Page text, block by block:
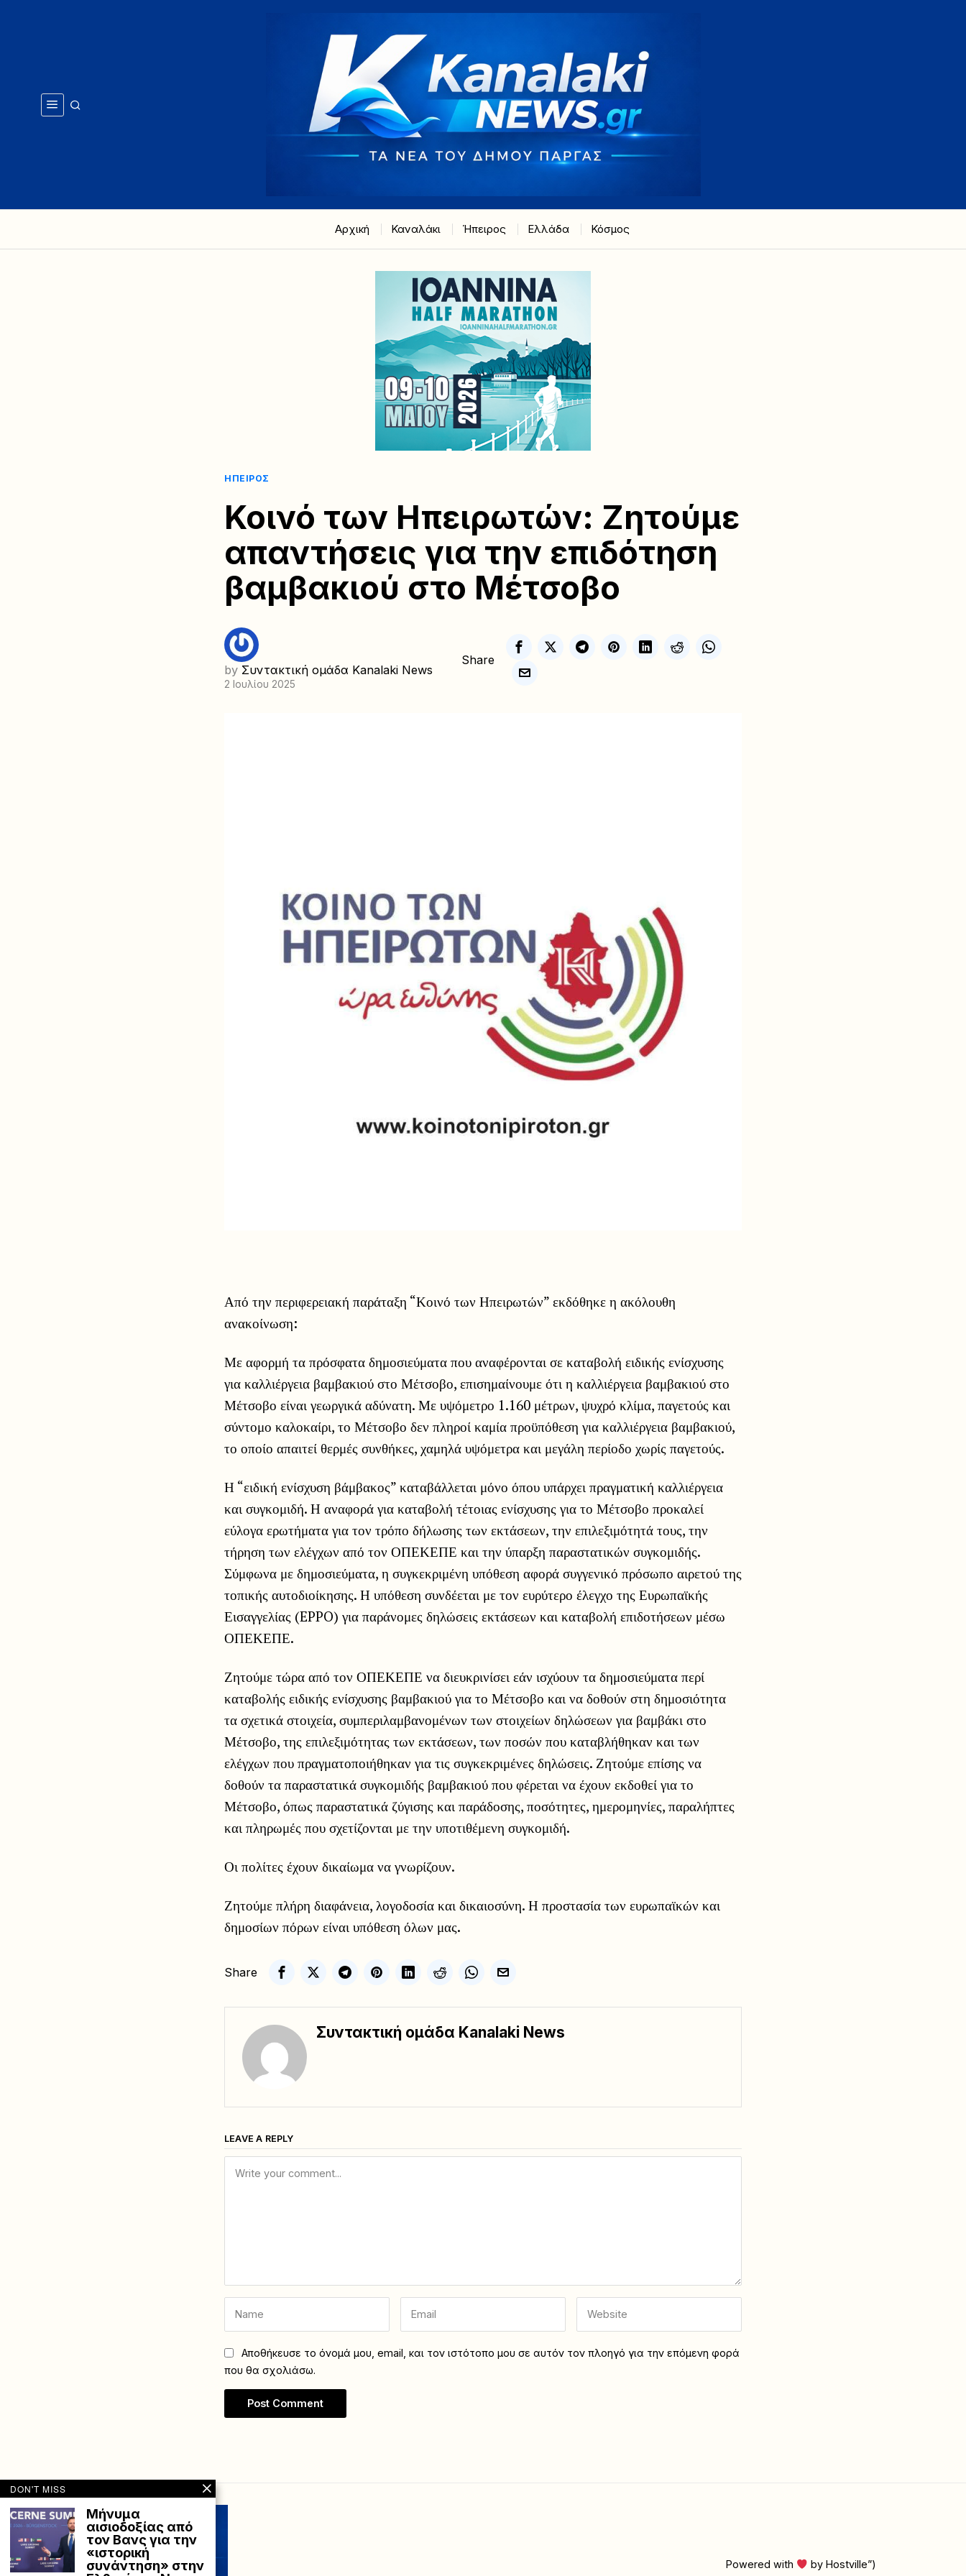
Αρχική Καναλάκι Ήπειρος Ελλάδα Κόσμος
ΉΠΕΙΡΟΣ
Κοινό των Ηπειρωτών: Ζητούμε
απαντήσεις για την επιδότηση
βαμβακιού στο Μέτσοβο
by Συντακτική ομάδα Kanalaki News
2 Ιουλίου 2025
Share
Από την περιφερειακή παράταξη “Κοινό των Ηπειρωτών” εκδόθηκε η ακόλουθη
ανακοίνωση:
Με αφορμή τα πρόσφατα δημοσιεύματα που αναφέρονται σε καταβολή ειδικής ενίσχυσης
για καλλιέργεια βαμβακιού στο Μέτσοβο, επισημαίνουμε ότι η καλλιέργεια βαμβακιού στο
Μέτσοβο είναι γεωργικά αδύνατη. Με υψόμετρο 1.160 μέτρων, ψυχρό κλίμα, παγετούς και
σύντομο καλοκαίρι, το Μέτσοβο δεν πληροί καμία προϋπόθεση για καλλιέργεια βαμβακιού,
το οποίο απαιτεί θερμές συνθήκες, χαμηλά υψόμετρα και μεγάλη περίοδο χωρίς παγετούς.
Η “ειδική ενίσχυση βάμβακος” καταβάλλεται μόνο όπου υπάρχει πραγματική καλλιέργεια
και συγκομιδή. Η αναφορά για καταβολή τέτοιας ενίσχυσης για το Μέτσοβο προκαλεί
εύλογα ερωτήματα για τον τρόπο δήλωσης των εκτάσεων, την επιλεξιμότητά τους, την
τήρηση των ελέγχων από τον ΟΠΕΚΕΠΕ και την ύπαρξη παραστατικών συγκομιδής.
Σύμφωνα με δημοσιεύματα, η συγκεκριμένη υπόθεση αφορά συγγενικό πρόσωπο αιρετού της
τοπικής αυτοδιοίκησης. Η υπόθεση συνδέεται με τον ευρύτερο έλεγχο της Ευρωπαϊκής
Εισαγγελίας (EPPO) για παράνομες δηλώσεις εκτάσεων και καταβολή επιδοτήσεων μέσω
ΟΠΕΚΕΠΕ.
Ζητούμε τώρα από τον ΟΠΕΚΕΠΕ να διευκρινίσει εάν ισχύουν τα δημοσιεύματα περί
καταβολής ειδικής ενίσχυσης βαμβακιού για το Μέτσοβο και να δοθούν στη δημοσιότητα
τα σχετικά στοιχεία, συμπεριλαμβανομένων των στοιχείων δηλώσεων για βαμβάκι στο
Μέτσοβο, της επιλεξιμότητας των εκτάσεων, των ποσών που καταβλήθηκαν και των
ελέγχων που πραγματοποιήθηκαν για τις συγκεκριμένες δηλώσεις. Ζητούμε επίσης να
δοθούν τα παραστατικά συγκομιδής βαμβακιού που φέρεται να έχουν εκδοθεί για το
Μέτσοβο, όπως παραστατικά ζύγισης και παράδοσης, ποσότητες, ημερομηνίες, παραλήπτες
και πληρωμές που σχετίζονται με την υποτιθέμενη συγκομιδή.
Οι πολίτες έχουν δικαίωμα να γνωρίζουν.
Ζητούμε πλήρη διαφάνεια, λογοδοσία και δικαιοσύνη. Η προστασία των ευρωπαϊκών και
δημοσίων πόρων είναι υπόθεση όλων μας.
Share
Συντακτική ομάδα Kanalaki News
LEAVE A REPLY
Αποθήκευσε το όνομά μου, email, και τον ιστότοπο μου σε αυτόν τον πλοηγό για την επόμενη φορά
που θα σχολιάσω.
Powered with by Hostville”)
DON'T MISS
Μήνυμα
αισιοδοξίας από
τον Βανς για την
«ιστορική
συνάντηση» στην